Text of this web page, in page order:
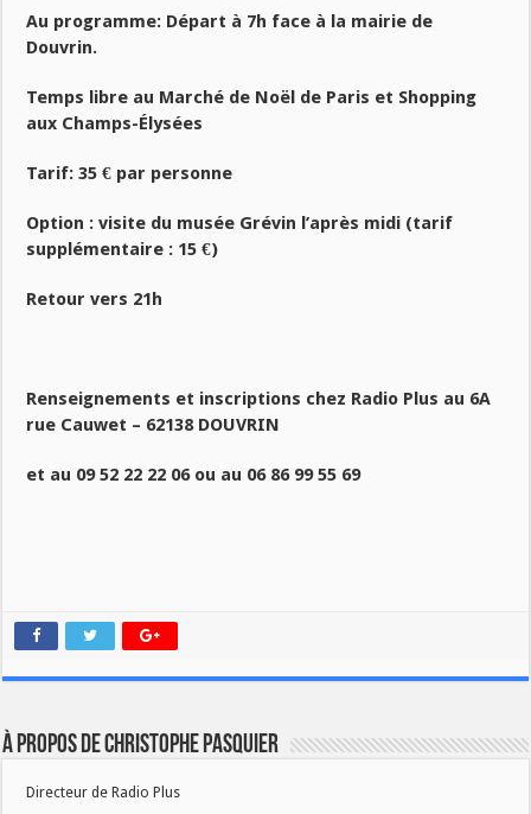
Au programme: Départ à 7h face à la mairie de
Douvrin.
Temps libre au Marché de Noël de Paris et Shopping
aux Champs-Élysées
Tarif: 35 € par personne
Option : visite du musée Grévin l’après midi (tarif
supplémentaire : 15 €)
Retour vers 21h
Renseignements et inscriptions chez Radio Plus au 6A
rue Cauwet – 62138 DOUVRIN
et au 09 52 22 22 06 ou au 06 86 99 55 69
À propos de Christophe PASQUIER
Directeur de Radio Plus